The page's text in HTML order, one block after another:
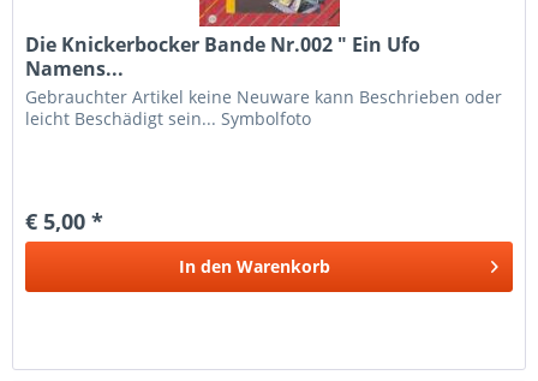
Die Knickerbocker Bande Nr.002 " Ein Ufo
Namens...
Gebrauchter Artikel keine Neuware kann Beschrieben oder
leicht Beschädigt sein... Symbolfoto
€ 5,00 *
In den Warenkorb